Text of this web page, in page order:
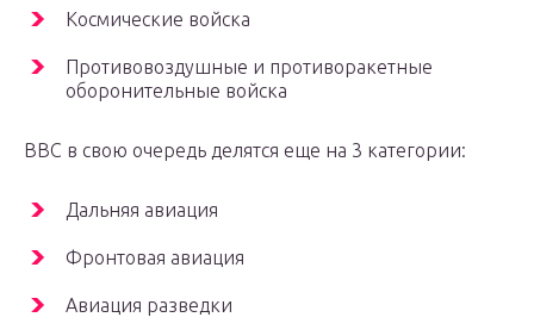
Космические войска
Противовоздушные и противоракетные
оборонительные войска
ВВС в свою очередь делятся еще на 3 категории:
Дальняя авиация
Фронтовая авиация
Авиация разведки